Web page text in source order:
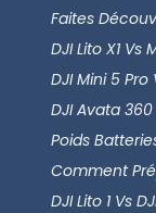
Faites
DJI Lito X1 Vs
DJI Mini 5 Pro
DJI Avata
Poids
Comment
DJI Lito 1 Vs